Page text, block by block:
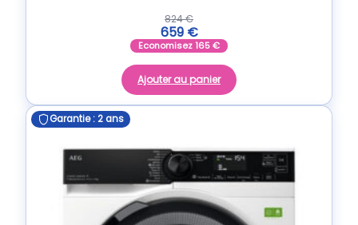
824€
659 €
Economisez165€
Ajouter au panier
Garantie : 2 ans